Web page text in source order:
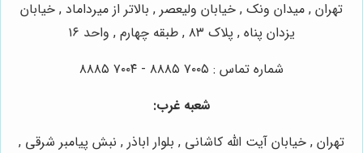
تهران , میدان ونک , خیابان ولیعصر , بالاتر از میرداماد , خیابان
یزدان پناه , پلاک ۸۳ , طبقه چهارم , واحد ۱۶
شماره تماس : ۷۰۰۵ ۸۸۸۵ - ۷۰۰۴ ۸۸۸۵
شعبه غرب:
تهران , خیابان آیت الله کاشانی , بلوار اباذر , نبش پیامبر شرقی ,